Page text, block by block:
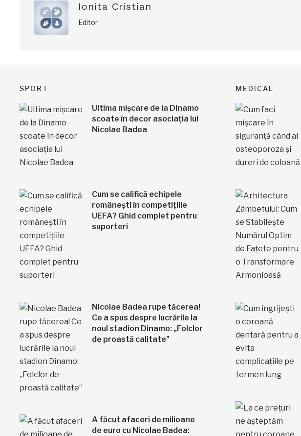
Ionita Cristian
Editor
SPORT
Ultima mișcare de la Dinamo
scoate în decor asociația lui
Nicolae Badea
Cum se califică echipele
românești în competițiile
UEFA? Ghid complet pentru
suporteri
Nicolae Badea rupe tăcerea!
Ce a spus despre lucrările la
noul stadion Dinamo: „Folclor
de proastă calitate”
A făcut afaceri de milioane
de euro cu Nicolae Badea:
MEDICAL